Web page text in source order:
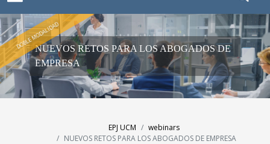
DOBLE MODALIDAD
NUEVOS RETOS PARA LOS ABOGADOS DE
EMPRESA
EPJ UCM
webinars
NUEVOS RETOS PARA LOS ABOGADOS DE EMPRESA